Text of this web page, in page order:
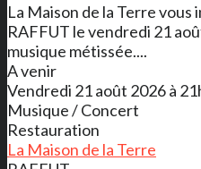
La Maison de la Terre
RAFFUT le vendredi 21
musique métissée....
A venir
Vendredi 21 août 2026 à
Musique / Concert
Restauration
La Maison de la Terre